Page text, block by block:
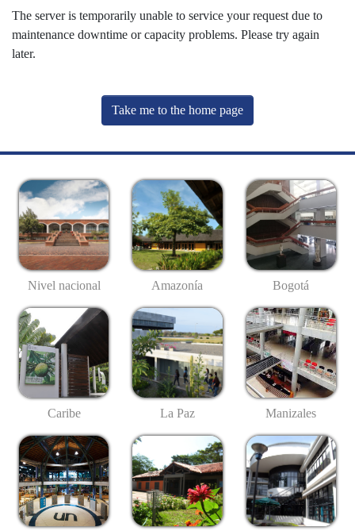
The server is temporarily unable to service your request due to
maintenance downtime or capacity problems. Please try again
later.
Take me to the home page
Nivel nacional Amazonía Bogotá
Caribe La Paz Manizales